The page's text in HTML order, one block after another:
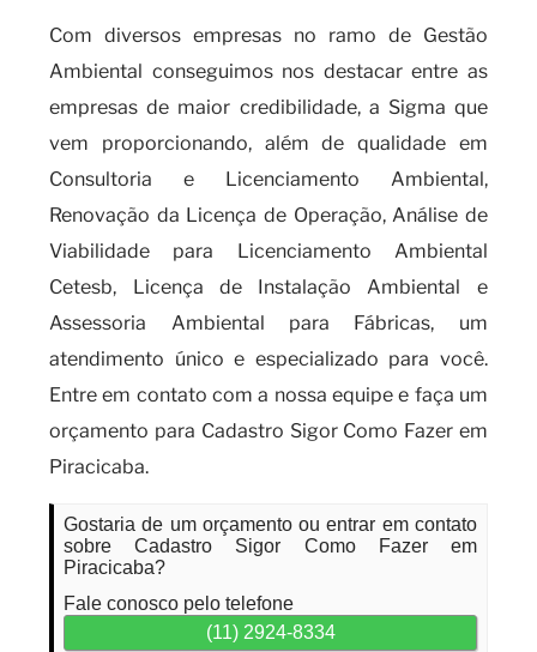
Com diversos empresas no ramo de Gestão
Ambiental conseguimos nos destacar entre as
empresas de maior credibilidade, a Sigma que
vem proporcionando, além de qualidade em
Consultoria e Licenciamento Ambiental,
Renovação da Licença de Operação, Análise de
Viabilidade para Licenciamento Ambiental
Cetesb, Licença de Instalação Ambiental e
Assessoria Ambiental para Fábricas, um
atendimento único e especializado para você.
Entre em contato com a nossa equipe e faça um
orçamento para Cadastro Sigor Como Fazer em
Piracicaba.
Gostaria de um orçamento ou entrar em contato
sobre Cadastro Sigor Como Fazer em
Piracicaba?
Fale conosco pelo telefone
(11) 2924-8334